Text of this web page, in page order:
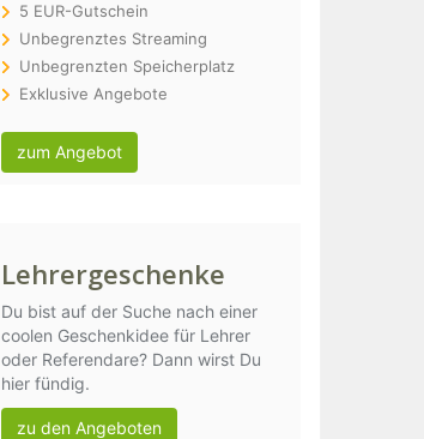
5 EUR-Gutschein
Unbegrenztes Streaming
Unbegrenzten Speicherplatz
Exklusive Angebote
zum Angebot
Lehrergeschenke
Du bist auf der Suche nach einer
coolen Geschenkidee für Lehrer
oder Referendare? Dann wirst Du
hier fündig.
zu den Angeboten